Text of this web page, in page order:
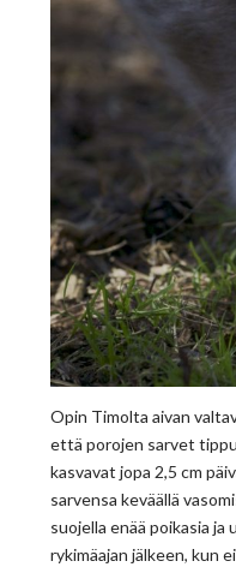
Opin Timolta aivan
että porojen sarvet
kasvavat jopa 2,5 cm
sarvensa keväällä
suojella enää poikasia ja
rykimäajan jälkeen, kun